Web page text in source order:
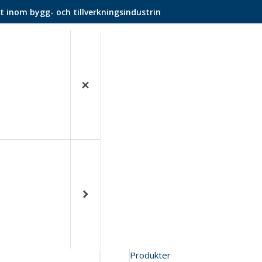
inom bygg- och tillverkningsindustrin
Produkter